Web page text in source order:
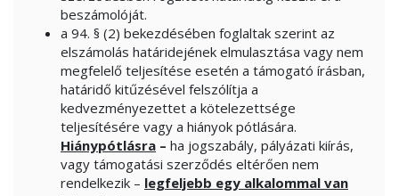
beszámolóját.
a 94. § (2) bekezdésében foglaltak szerint az
elszámolás határidejének elmulasztása vagy nem
megfelelő teljesítése esetén a támogató írásban,
határidő kitűzésével felszólítja a
kedvezményezettet a kötelezettsége
teljesítésére vagy a hiányok pótlására.
Hiánypótlásra – ha jogszabály, pályázati kiírás,
vagy támogatási szerződés eltérően nem
rendelkezik – legfeljebb egy alkalommal van